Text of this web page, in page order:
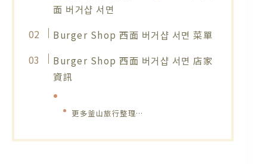
面 버거샵 서면
Burger Shop 西面 버거샵 서면 菜單
Burger Shop 西面 버거샵 서면 店家
資訊
更多釜山旅行整理…